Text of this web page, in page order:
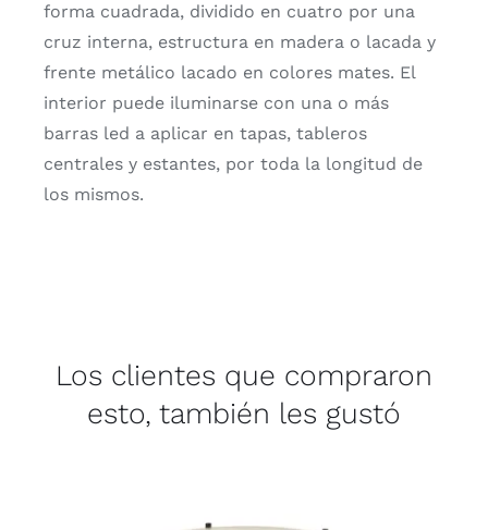
forma cuadrada, dividido en cuatro por una
cruz interna, estructura en madera o lacada y
frente metálico lacado en colores mates. El
interior puede iluminarse con una o más
barras led a aplicar en tapas, tableros
centrales y estantes, por toda la longitud de
los mismos.
Los clientes que compraron
esto, también les gustó